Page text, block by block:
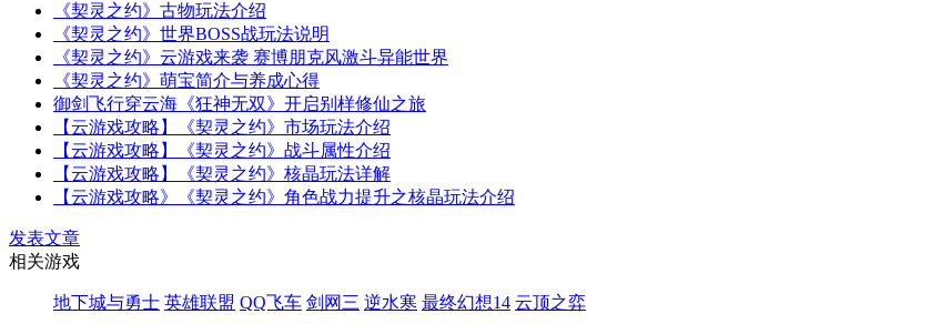
《契灵之约》古物玩法介绍
《契灵之约》世界BOSS战玩法说明
《契灵之约》云游戏来袭 赛博朋克风激斗异能世界
《契灵之约》萌宝简介与养成心得
御剑飞行穿云海《狂神无双》开启别样修仙之旅
【云游戏攻略】《契灵之约》市场玩法介绍
【云游戏攻略】《契灵之约》战斗属性介绍
【云游戏攻略】《契灵之约》核晶玩法详解
【云游戏攻略》《契灵之约》角色战力提升之核晶玩法介绍
发表文章
相关游戏
地下城与勇士 英雄联盟 QQ飞车 剑网三 逆水寒 最终幻想14 云顶之弈